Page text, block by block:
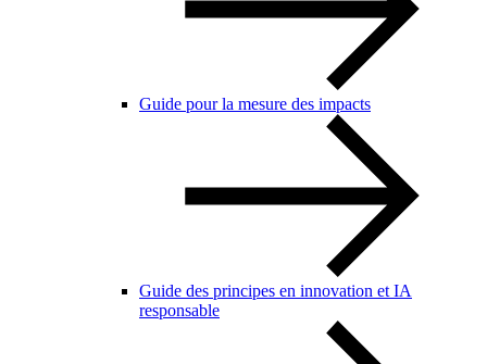
Guide pour la mesure des impacts
Guide des principes en innovation et IA
responsable